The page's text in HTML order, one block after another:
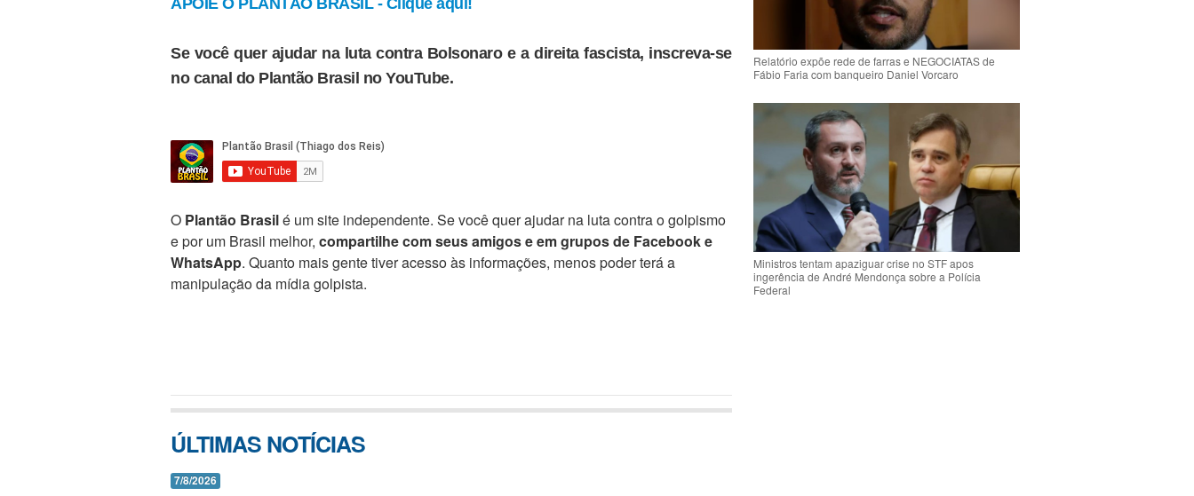
Se você quer ajudar na luta contra Bolsonaro e a direita fascista, inscreva-se
no canal do Plantão Brasil no YouTube.
O Plantão Brasilé um site independente. Se você quer ajudar na luta contra o golpismo
e por um Brasil melhor, compartilhe com seus amigos e em grupos de Facebook e
WhatsApp. Quanto mais gente tiver acesso às informações, menos poder terá a
manipulação da mídia golpista.
ÚLTIMAS NOTÍCIAS
7/8/2026
Relatório expõe rede de farras e NEGOCIATAS de
Fábio Faria com banqueiro Daniel Vorcaro
Ministros tentam apaziguar crise no STF apos
ingerência de André Mendonça sobre a Polícia
Federal